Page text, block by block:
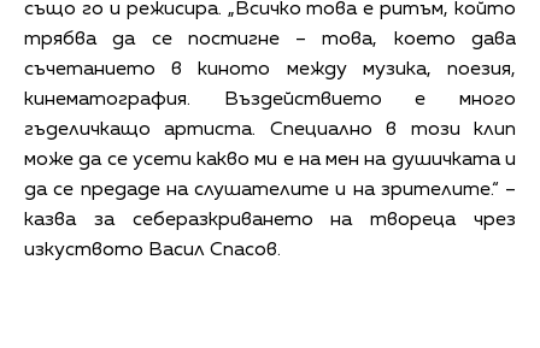
също го и режисира. „Всичко това е ритъм, който
трябва да се постигне – това, което дава
съчетанието в киното между музика, поезия,
кинематография. Въздействието е много
гъделичкащо артиста. Специално в този клип
може да се усети какво ми е на мен на душичката и
да се предаде на слушателите и на зрителите.“ –
казва за себеразкриването на твореца чрез
изкуството Васил Спасов.